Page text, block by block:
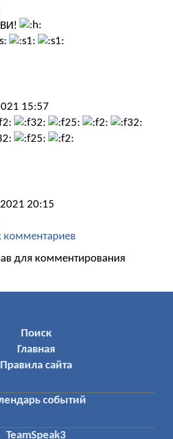
15:57
20:15
комментариев
для комментирования
Поиск
Главная
Правила сайта
событий
TeamSpeak3